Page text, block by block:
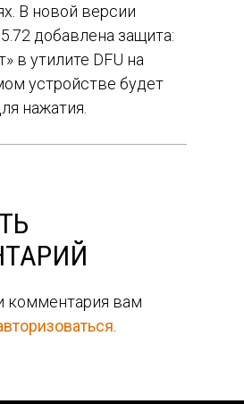
В новой версии
добавлена защита:
в утилите DFU на
устройстве будет
нажатия.
комментария вам